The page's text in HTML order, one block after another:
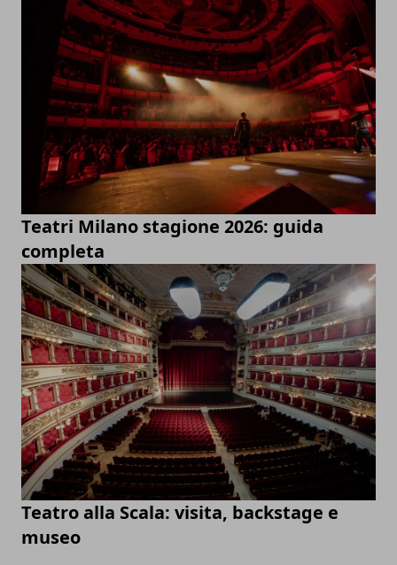
Teatri Milano stagione 2026: guida
completa
Teatro alla Scala: visita, backstage e
museo